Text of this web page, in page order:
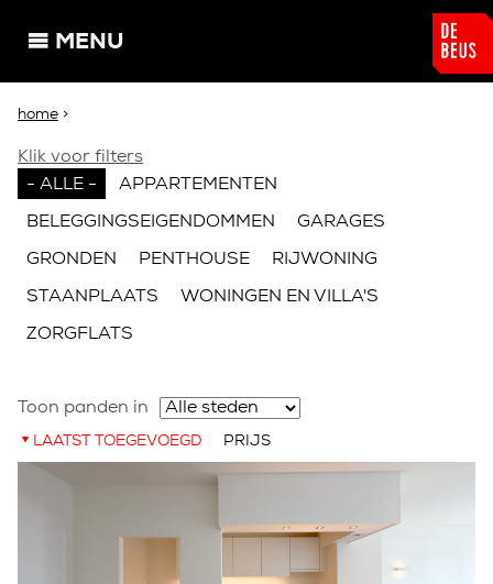
MENU
U bent hier
home >
Klik voor filters
- ALLE -
APPARTEMENTEN
BELEGGINGSEIGENDOMMEN GARAGES
GRONDEN PENTHOUSE RIJWONING
STAANPLAATS WONINGEN EN VILLA'S
ZORGFLATS
Toon panden in
LAATST TOEGEVOEGD PRIJS